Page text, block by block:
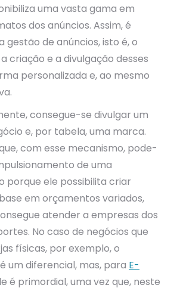
uma vasta gama em
dos anúncios. Assim, é
gestão de anúncios, isto é, o
criação e a divulgação desses
personalizada e, ao mesmo
consegue-se divulgar um
e, por tabela, uma marca.
com esse mecanismo, pode-
de uma
porque ele possibilita criar
em orçamentos variados,
atender a empresas dos
No caso de negócios que
físicas, por exemplo, o
um diferencial, mas, para E-
é primordial, uma vez que, neste